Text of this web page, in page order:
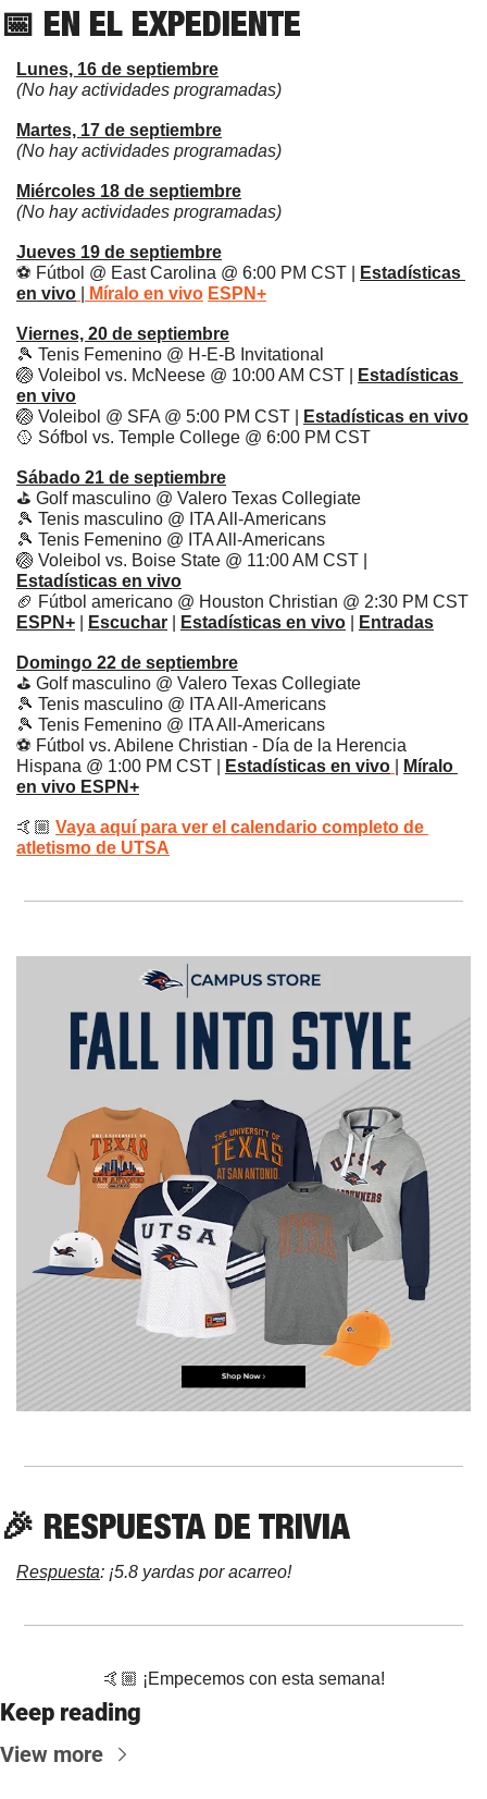
📅 EN EL EXPEDIENTE
Lunes, 16 de septiembre
(No hay actividades programadas)
Martes, 17 de septiembre
(No hay actividades programadas)
Miércoles 18 de septiembre
(No hay actividades programadas)
Jueves 19 de septiembre
⚽️ Fútbol @ East Carolina @ 6:00 PM CST |
Estadísticas
en vivo
Míralo en vivo ESPN+
Viernes, 20 de septiembre
🎾 Tenis Femenino @ H-E-B Invitational
🏐 Voleibol vs. McNeese @ 10:00 AM CST |
Estadísticas
en vivo
🏐 Voleibol @ SFA @ 5:00 PM CST |
Estadísticas en vivo
🥎 Sófbol vs. Temple College @ 6:00 PM CST
Sábado 21 de septiembre
⛳️ Golf masculino @ Valero Texas Collegiate
🎾 Tenis masculino @ ITA All-Americans
🎾 Tenis Femenino @ ITA All-Americans
🏐
Estadísticas en vivo
🏈
ESPN+
Escuchar Estadísticas en vivo Entradas
Domingo 22 de septiembre
⛳️ Golf masculino @ Valero Texas Collegiate
🎾 Tenis masculino @ ITA All-Americans
🎾 Tenis Femenino @ ITA All-Americans
⚽️ Fútbol vs. Abilene Christian - Día de la Herencia
Hispana @ 1:00 PM CST |
Estadísticas en vivo
Míralo
en vivo ESPN+
🤙🏼 Vaya aquí para ver el calendario completo de
atletismo de UTSA
🎉 RESPUESTA DE TRIVIA
Respuesta: ¡5.8 yardas por acarreo!
🤙🏼 ¡Empecemos con esta semana!
Keep reading
View more